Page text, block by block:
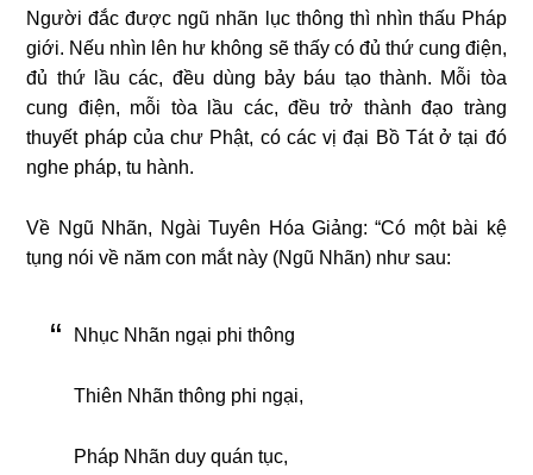
Người đắc được ngũ nhãn lục thông thì nhìn thấu Pháp
giới. Nếu nhìn lên hư không sẽ thấy có đủ thứ cung điện,
đủ thứ lầu các, đều dùng bảy báu tạo thành. Mỗi tòa
cung điện, mỗi tòa lầu các, đều trở thành đạo tràng
thuyết pháp của chư Phật, có các vị đại Bồ Tát ở tại đó
nghe pháp, tu hành.
Về Ngũ Nhãn, Ngài Tuyên Hóa Giảng: “Có một bài kệ
tụng nói về năm con mắt này (Ngũ Nhãn) như sau:
Nhục Nhãn ngại phi thông
Thiên Nhãn thông phi ngại,
Pháp Nhãn duy quán tục,